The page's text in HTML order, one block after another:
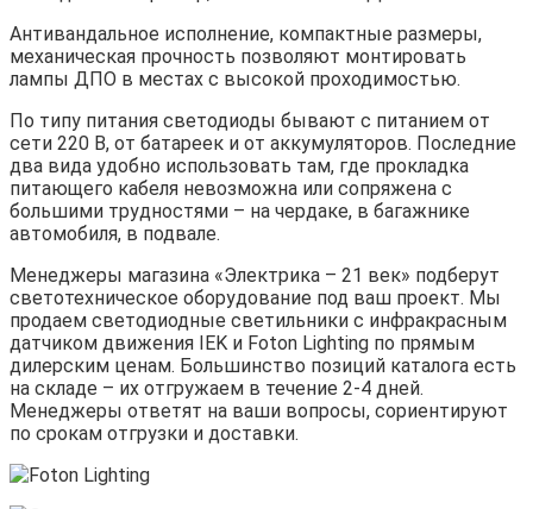
Антивандальное исполнение, компактные размеры,
механическая прочность позволяют монтировать
лампы ДПО в местах с высокой проходимостью.
По типу питания светодиоды бывают с питанием от
сети 220 В, от батареек и от аккумуляторов. Последние
два вида удобно использовать там, где прокладка
питающего кабеля невозможна или сопряжена с
большими трудностями – на чердаке, в багажнике
автомобиля, в подвале.
Менеджеры магазина «Электрика – 21 век» подберут
светотехническое оборудование под ваш проект. Мы
продаем светодиодные светильники с инфракрасным
датчиком движения IEK и Foton Lighting по прямым
дилерским ценам. Большинство позиций каталога есть
на складе – их отгружаем в течение 2-4 дней.
Менеджеры ответят на ваши вопросы, сориентируют
по срокам отгрузки и доставки.